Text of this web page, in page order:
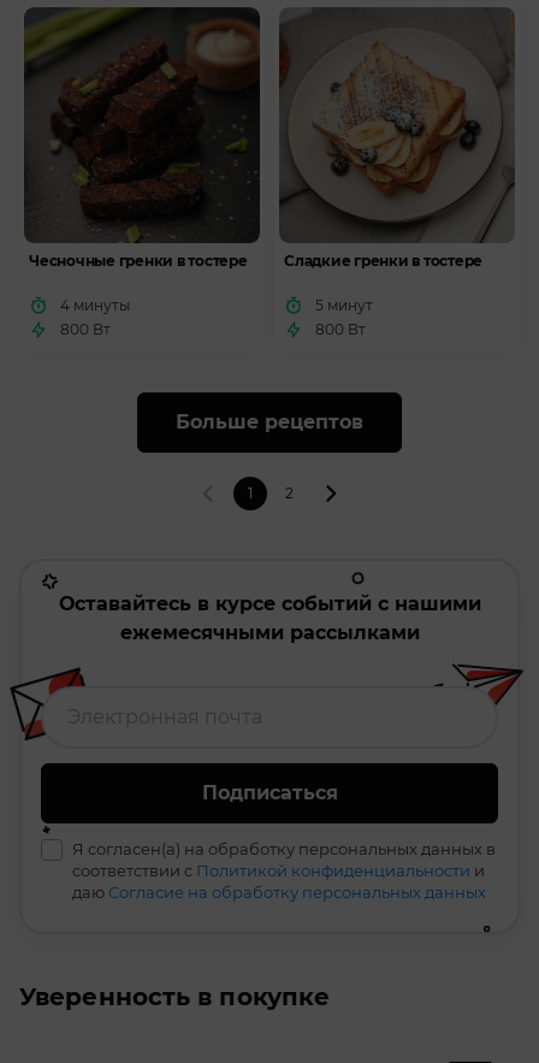
Чесночные гренки в тостере
4 минуты
800 Вт
Сладкие гренки в тостере
5 минут
800 Вт
Больше рецептов
1 2
Оставайтесь в курсе событий с нашими
ежемесячными рассылками
Подписаться
Я согласен(а) на обработку персональных данных в
соответствии с Политикой конфиденциальности и
даю Согласие на обработку персональных данных
Уверенность в покупке